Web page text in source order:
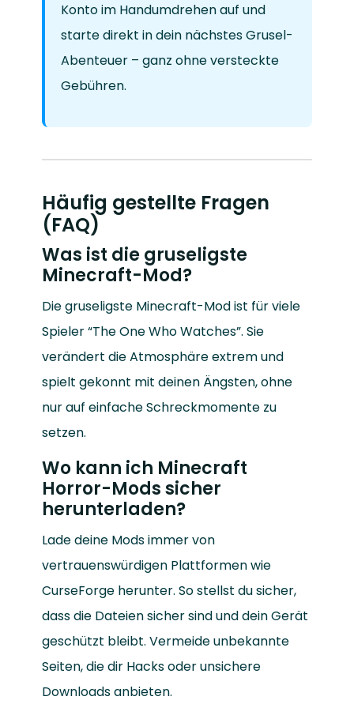
Konto im Handumdrehen auf und
starte direkt in dein nächstes Grusel-
Abenteuer – ganz ohne versteckte
Gebühren.
Häufig gestellte Fragen
(FAQ)
Was ist die gruseligste
Minecraft-Mod?
Die gruseligste Minecraft-Mod ist für viele
Spieler “The One Who Watches”. Sie
verändert die Atmosphäre extrem und
spielt gekonnt mit deinen Ängsten, ohne
nur auf einfache Schreckmomente zu
setzen.
Wo kann ich Minecraft
Horror-Mods sicher
herunterladen?
Lade deine Mods immer von
vertrauenswürdigen Plattformen wie
CurseForge herunter. So stellst du sicher,
dass die Dateien sicher sind und dein Gerät
geschützt bleibt. Vermeide unbekannte
Seiten, die dir Hacks oder unsichere
Downloads anbieten.